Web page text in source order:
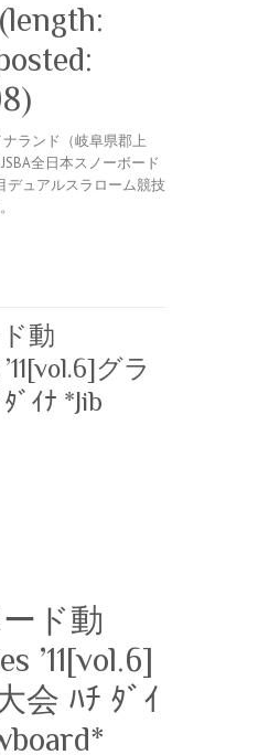
ランド（岐阜県郡上
全日­­本­スノーボード
デュアルスラローム競技
動
グラ
ﾞｲﾅ *Jib
ド動
’11[vol.6]
会 ﾊﾁ ﾀﾞｲ